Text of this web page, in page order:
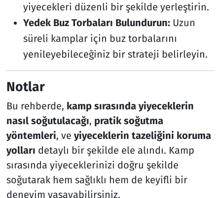
yiyecekleri düzenli bir şekilde yerleştirin.
Yedek Buz Torbaları Bulundurun:Uzun
süreli kamplar için buz torbalarını
yenileyebileceğiniz bir strateji belirleyin.
Notlar
Bu rehberde, kamp sırasında yiyeceklerin
nasıl soğutulacağı, pratik soğutma
yöntemleri, ve yiyeceklerin tazeliğini koruma
yolları detaylı bir şekilde ele alındı. Kamp
sırasında yiyeceklerinizi doğru şekilde
soğutarak hem sağlıklı hem de keyifli bir
deneyim yaşayabilirsiniz.